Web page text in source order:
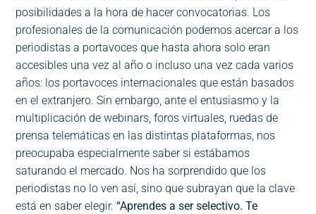
posibilidades a la hora de hacer convocatorias. Los
profesionales de la comunicación podemos acercar a los
periodistas a portavoces que hasta ahora solo eran
accesibles una vez al año o incluso una vez cada varios
años: los portavoces internacionales que están basados
en el extranjero. Sin embargo, ante el entusiasmo y la
multiplicación de webinars, foros virtuales, ruedas de
prensa telemáticas en las distintas plataformas, nos
preocupaba especialmente saber si estábamos
saturando el mercado. Nos ha sorprendido que los
periodistas no lo ven así, sino que subrayan que la clave
está en saber elegir.“Aprendes a ser selectivo. Te